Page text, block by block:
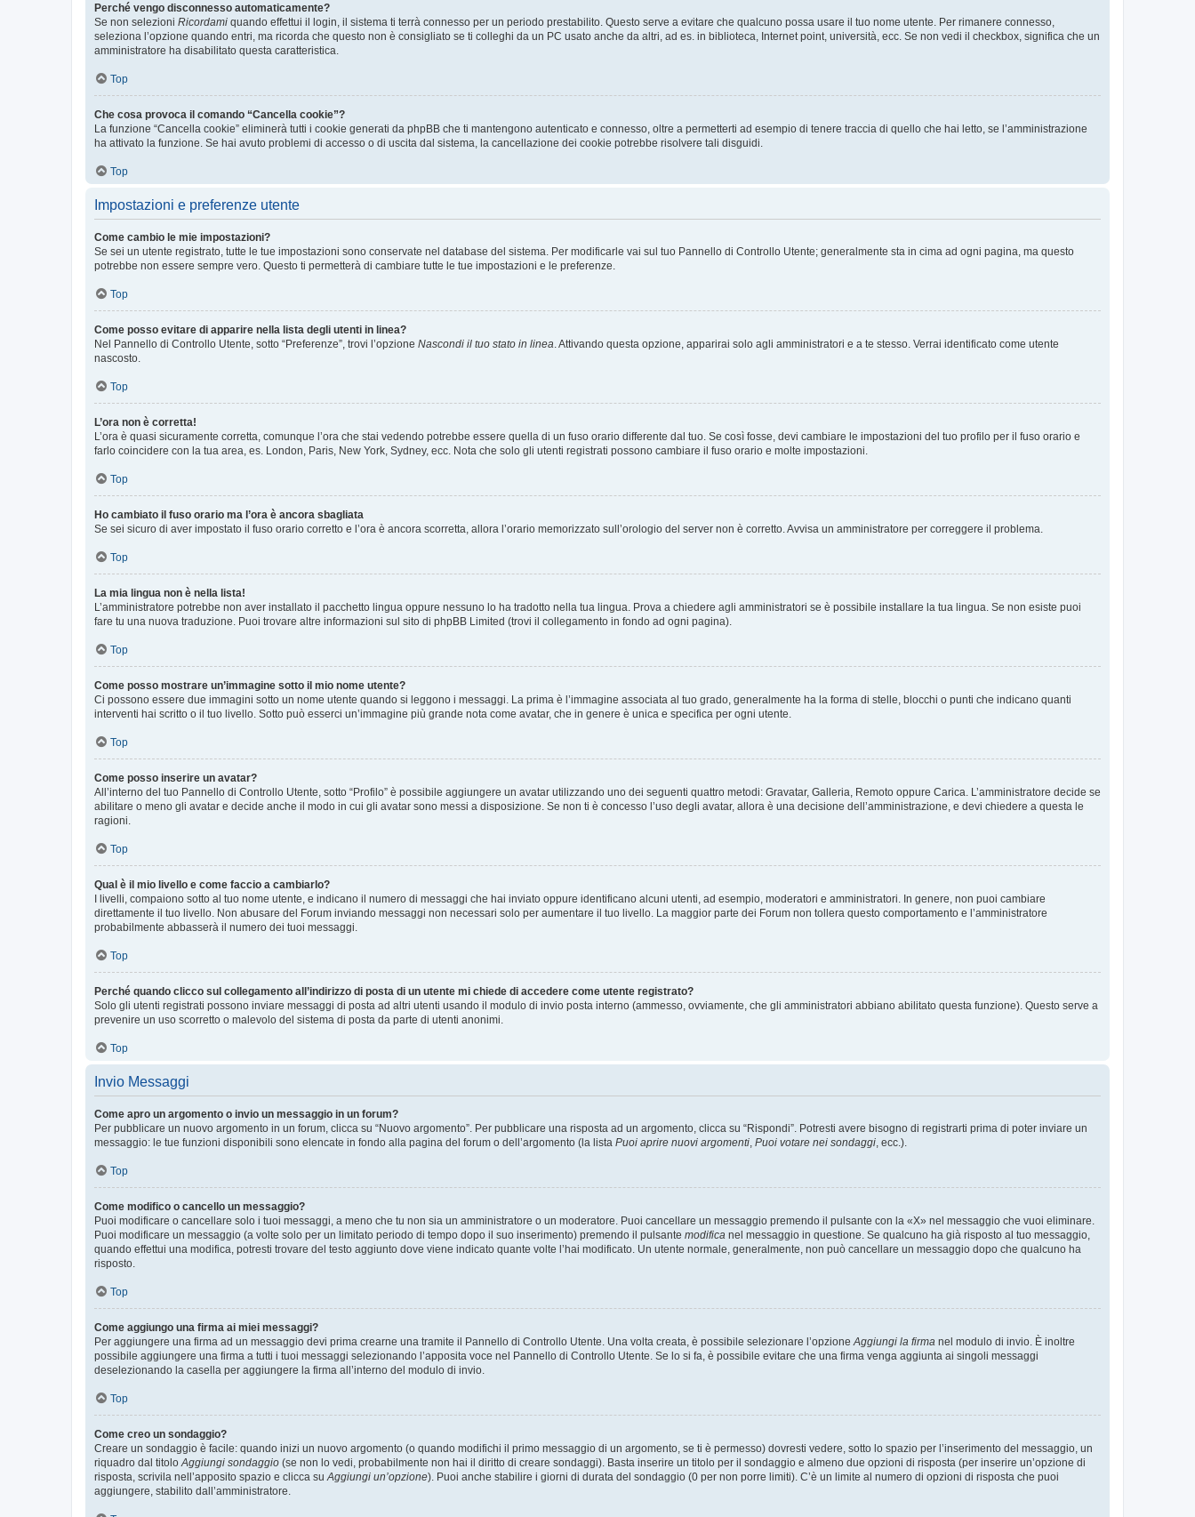
Perché vengo disconnesso automaticamente?
Se non selezioni Ricordami quando effettui il login, il sistema ti terrà connesso per un periodo prestabilito. Questo serve a evitare che qualcuno possa usare il tuo nome utente. Per rimanere connesso,
seleziona l’opzione quando entri, ma ricorda che questo non è consigliato se ti colleghi da un PC usato anche da altri, ad es. in biblioteca, Internet point, università, ecc. Se non vedi il checkbox, significa che un
amministratore ha disabilitato questa caratteristica.
Top
Che cosa provoca il comando “Cancella cookie”?
La funzione “Cancella cookie” eliminerà tutti i cookie generati da phpBB che ti mantengono autenticato e connesso, oltre a permetterti ad esempio di tenere traccia di quello che hai letto, se l’amministrazione
ha attivato la funzione. Se hai avuto problemi di accesso o di uscita dal sistema, la cancellazione dei cookie potrebbe risolvere tali disguidi.
Top
Impostazioni e preferenze utente
Come cambio le mie impostazioni?
Se sei un utente registrato, tutte le tue impostazioni sono conservate nel database del sistema. Per modificarle vai sul tuo Pannello di Controllo Utente; generalmente sta in cima ad ogni pagina, ma questo
potrebbe non essere sempre vero. Questo ti permetterà di cambiare tutte le tue impostazioni e le preferenze.
Top
Come posso evitare di apparire nella lista degli utenti in linea?
Nel Pannello di Controllo Utente, sotto “Preferenze”, trovi l’opzione Nascondi il tuo stato in linea . Attivando questa opzione, apparirai solo agli amministratori e a te stesso. Verrai identificato come utente
nascosto.
Top
L’ora non è corretta!
L’ora è quasi sicuramente corretta, comunque l’ora che stai vedendo potrebbe essere quella di un fuso orario differente dal tuo. Se così fosse, devi cambiare le impostazioni del tuo profilo per il fuso orario e
farlo coincidere con la tua area, es. London, Paris, New York, Sydney, ecc. Nota che solo gli utenti registrati possono cambiare il fuso orario e molte impostazioni.
Top
Ho cambiato il fuso orario ma l’ora è ancora sbagliata
Se sei sicuro di aver impostato il fuso orario corretto e l’ora è ancora scorretta, allora l’orario memorizzato sull’orologio del server non è corretto. Avvisa un amministratore per correggere il problema.
Top
La mia lingua non è nella lista!
L’amministratore potrebbe non aver installato il pacchetto lingua oppure nessuno lo ha tradotto nella tua lingua. Prova a chiedere agli amministratori se è possibile installare la tua lingua. Se non esiste puoi
fare tu una nuova traduzione. Puoi trovare altre informazioni sul sito di phpBB Limited (trovi il collegamento in fondo ad ogni pagina).
Top
Come posso mostrare un’immagine sotto il mio nome utente?
Ci possono essere due immagini sotto un nome utente quando si leggono i messaggi. La prima è l’immagine associata al tuo grado, generalmente ha la forma di stelle, blocchi o punti che indicano quanti
interventi hai scritto o il tuo livello. Sotto può esserci un’immagine più grande nota come avatar, che in genere è unica e specifica per ogni utente.
Top
Come posso inserire un avatar?
All’interno del tuo Pannello di Controllo Utente, sotto “Profilo” è possibile aggiungere un avatar utilizzando uno dei seguenti quattro metodi: Gravatar, Galleria, Remoto oppure Carica. L’amministratore decide se
abilitare o meno gli avatar e decide anche il modo in cui gli avatar sono messi a disposizione. Se non ti è concesso l’uso degli avatar, allora è una decisione dell’amministrazione, e devi chiedere a questa le
ragioni.
Top
Qual è il mio livello e come faccio a cambiarlo?
I livelli, compaiono sotto al tuo nome utente, e indicano il numero di messaggi che hai inviato oppure identificano alcuni utenti, ad esempio, moderatori e amministratori. In genere, non puoi cambiare
direttamente il tuo livello. Non abusare del Forum inviando messaggi non necessari solo per aumentare il tuo livello. La maggior parte dei Forum non tollera questo comportamento e l’amministratore
probabilmente abbasserà il numero dei tuoi messaggi.
Top
Perché quando clicco sul collegamento all’indirizzo di posta di un utente mi chiede di accedere come utente registrato?
Solo gli utenti registrati possono inviare messaggi di posta ad altri utenti usando il modulo di invio posta interno (ammesso, ovviamente, che gli amministratori abbiano abilitato questa funzione). Questo serve a
prevenire un uso scorretto o malevolo del sistema di posta da parte di utenti anonimi.
Top
Invio Messaggi
Come apro un argomento o invio un messaggio in un forum?
Per pubblicare un nuovo argomento in un forum, clicca su “Nuovo argomento”. Per pubblicare una risposta ad un argomento, clicca su “Rispondi”. Potresti avere bisogno di registrarti prima di poter inviare un
messaggio: le tue funzioni disponibili sono elencate in fondo alla pagina del forum o dell’argomento (la lista Puoi aprire nuovi argomenti Puoi votare nei sondaggi , ecc.).
Top
Come modifico o cancello un messaggio?
Puoi modificare o cancellare solo i tuoi messaggi, a meno che tu non sia un amministratore o un moderatore. Puoi cancellare un messaggio premendo il pulsante con la «X» nel messaggio che vuoi eliminare.
Puoi modificare un messaggio (a volte solo per un limitato periodo di tempo dopo il suo inserimento) premendo il pulsante modifica nel messaggio in questione. Se qualcuno ha già risposto al tuo messaggio,
quando effettui una modifica, potresti trovare del testo aggiunto dove viene indicato quante volte l’hai modificato. Un utente normale, generalmente, non può cancellare un messaggio dopo che qualcuno ha
risposto.
Top
Come aggiungo una firma ai miei messaggi?
Per aggiungere una firma ad un messaggio devi prima crearne una tramite il Pannello di Controllo Utente. Una volta creata, è possibile selezionare l’opzione Aggiungi la firma nel modulo di invio. È inoltre
possibile aggiungere una firma a tutti i tuoi messaggi selezionando l’apposita voce nel Pannello di Controllo Utente. Se lo si fa, è possibile evitare che una firma venga aggiunta ai singoli messaggi
deselezionando la casella per aggiungere la firma all’interno del modulo di invio.
Top
Come creo un sondaggio?
Creare un sondaggio è facile: quando inizi un nuovo argomento (o quando modifichi il primo messaggio di un argomento, se ti è permesso) dovresti vedere, sotto lo spazio per l’inserimento del messaggio, un
riquadro dal titolo Aggiungi sondaggio (se non lo vedi, probabilmente non hai il diritto di creare sondaggi). Basta inserire un titolo per il sondaggio e almeno due opzioni di risposta (per inserire un’opzione di
risposta, scrivila nell’apposito spazio e clicca su Aggiungi un’opzione). Puoi anche stabilire i giorni di durata del sondaggio (0 per non porre limiti). C’è un limite al numero di opzioni di risposta che puoi
aggiungere, stabilito dall’amministratore.